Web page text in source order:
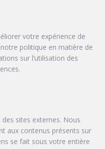
votre expérience de
politique en matière de
sur l’utilisation des
sites externes. Nous
aux contenus présents sur
se fait sous votre entière